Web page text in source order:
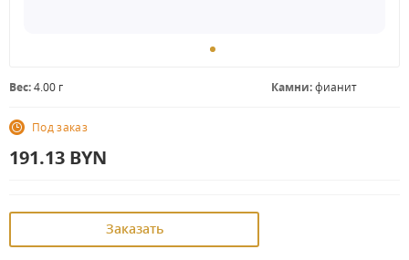
Вес:4.00 г Камни:фианит
Под заказ
191.13 BYN
Заказать